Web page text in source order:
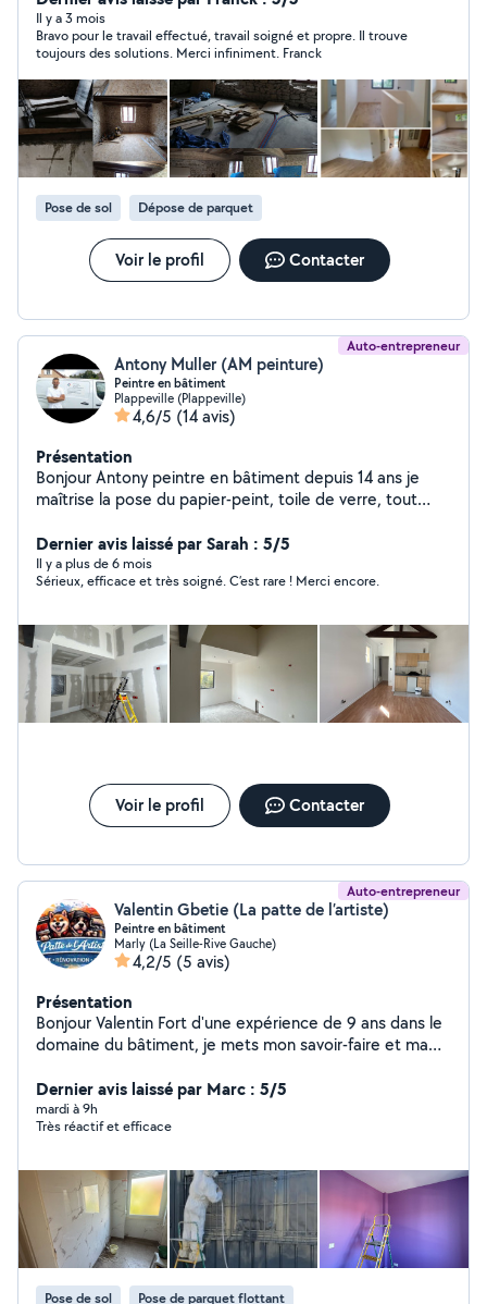
Il y a 3 mois
Bravo pour le travail effectué, travail soigné et propre. Il trouve
toujours des solutions. Merci infiniment. Franck
Pose de sol Dépose de parquet
Voir le profil Contacter
Auto-entrepreneur
Antony Muller (AM peinture)
Peintre en bâtiment
Plappeville (Plappeville)
4,6/5 (14 avis)
Présentation
Bonjour Antony peintre en bâtiment depuis 14 ans je
maîtrise la pose du papier-peint, toile de verre, tout
plâtrerie je suis sérieux et appliqué. Insta :
am_peinture_antonymuller Ma société ce situe à
Plappeville AM peinture
Dernier avis laissé par Sarah : 5/5
Il y a plus de 6 mois
Sérieux, efficace et très soigné. C’est rare ! Merci encore.
Voir le profil Contacter
Auto-entrepreneur
Valentin Gbetie (La patte de l’artiste)
Peintre en bâtiment
Marly (La Seille-Rive Gauche)
4,2/5 (5 avis)
Présentation
Bonjour Valentin Fort d'une expérience de 9 ans dans le
domaine du bâtiment, je mets mon savoir-faire et ma
Reconnu pour mon sérieux, ma rigueur et mon
application, je m'engage à fournir des finitions soignées
adaptées à vos besoins. Mes services sont: Peinture &
Peinture sur supports spécifiques (bois, supports
métalliques). Pose de papier-peint et toile de verre.
Plâtrerie & Aménagement : Pose de plaques de plâtre
(BA13). Travaux sur murs et plafonds. Revêtements de
Sol : Pose de parquet. Pose de sols souples. Petite
Maçonnerie : Interventions et réparations diverses.
Dernier avis laissé par Marc : 5/5
mardi à 9h
Très réactif et efficace
Pose de sol Pose de parquet flottant